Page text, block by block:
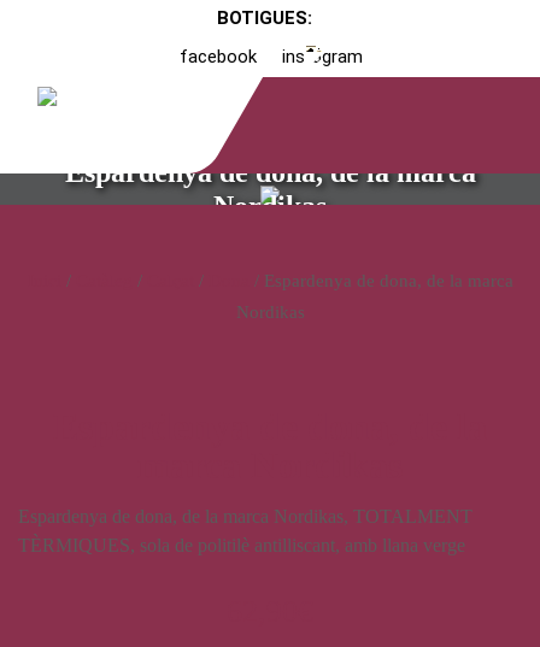
BOTIGUES:
facebook
instagram
Espardenya de dona, de la marca
Nordikas
/ / /
/ Espardenya de dona, de la marca
Nordikas
Espardenya de dona, de la marca Nordikas, TOTALMENT
TÈRMIQUES, sola de politilè antilliscant, amb llana verge